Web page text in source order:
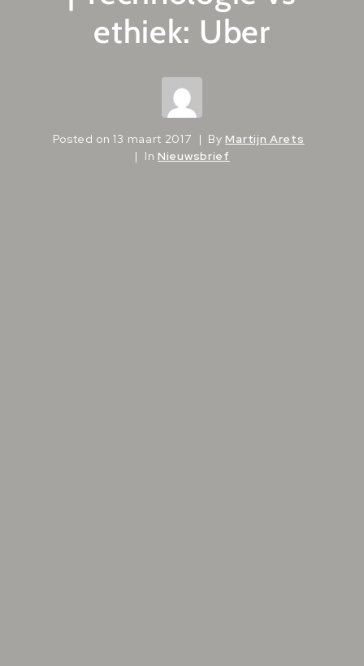
ethiek: Uber
Posted on13 maart 2017 ByMartijn Arets
InNieuwsbrief